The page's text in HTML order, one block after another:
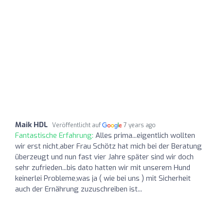
Maik HDL Veröffentlicht auf 7 years ago
Fantastische Erfahrung: Alles prima...eigentlich wollten
wir erst nicht,aber Frau Schötz hat mich bei der Beratung
überzeugt und nun fast vier Jahre später sind wir doch
sehr zufrieden...bis dato hatten wir mit unserem Hund
keinerlei Probleme,was ja ( wie bei uns ) mit Sicherheit
auch der Ernährung zuzuschreiben ist...